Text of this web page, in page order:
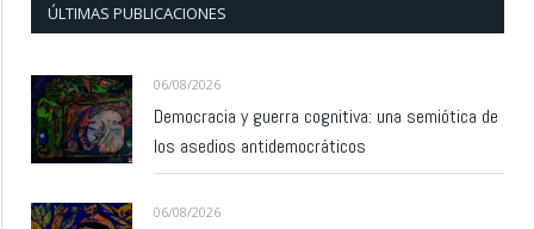
ÚLTIMAS PUBLICACIONES
06/08/2026
Democracia y guerra cognitiva: una semiótica de
los asedios antidemocráticos
06/08/2026